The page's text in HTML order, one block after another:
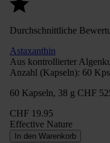
Durchschnittliche
Astaxanthin
Aus kontrollierter
Anzahl (Kapseln): 60 Kps
60 Kapseln, 38 g CHF
CHF 19.95
Effective Nature
In den Warenkorb